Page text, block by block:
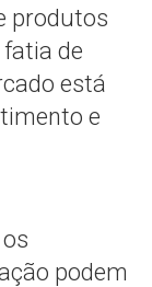
produtos
de
está
e
podem